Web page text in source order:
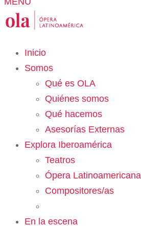
Inicio
Somos
Qué es OLA
Quiénes somos
Qué hacemos
Asesorías Externas
Explora Iberoamérica
Teatros
Ópera Latinoamericana
Compositores/as
En la escena